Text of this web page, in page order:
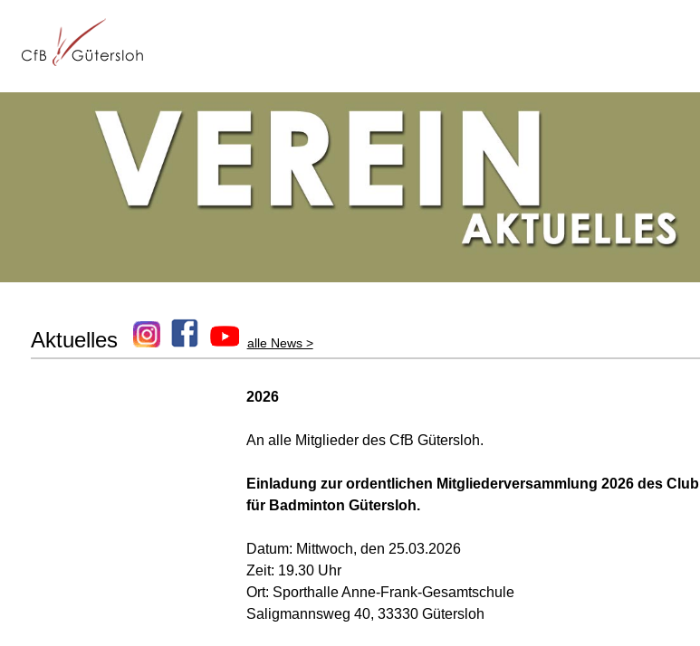
Aktuelles alle News >
2026
An alle Mitglieder des CfB Gütersloh.
Einladung zur ordentlichen Mitgliederversammlung 2026 des Club
für Badminton Gütersloh.
Datum: Mittwoch, den 25.03.2026
Zeit: 19.30 Uhr
Ort: Sporthalle Anne-Frank-Gesamtschule
Saligmannsweg 40, 33330 Gütersloh